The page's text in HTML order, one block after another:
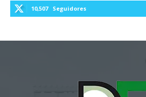
10,507 Seguidores